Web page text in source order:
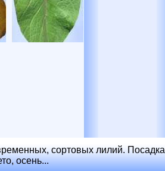
сортовых лилий. Посадка
осень...